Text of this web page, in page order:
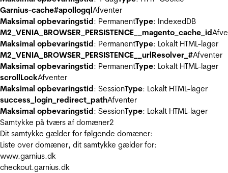
Garnius-cache#apollogqlAfventer
Maksimal opbevaringstid: PermanentType: IndexedDB
M2_VENIA_BROWSER_PERSISTENCE__magento_cache_id
Maksimal opbevaringstid: PermanentType: Lokalt HTML-lager
M2_VENIA_BROWSER_PERSISTENCE__urlResolver_#Afventer
Maksimal opbevaringstid: PermanentType: Lokalt HTML-lager
scrollLockAfventer
Maksimal opbevaringstid: SessionType: Lokalt HTML-lager
success_login_redirect_pathAfventer
Maksimal opbevaringstid: SessionType: Lokalt HTML-lager
Samtykke på tværs af domæner2
Dit samtykke gælder for følgende domæner:
Liste over domæner, dit samtykke gælder for:
www.garnius.dk
checkout.garnius.dk